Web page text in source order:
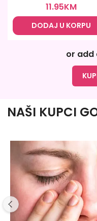
11.95KM
DODAJ U KORPU
or add
NAŠI KUPCI